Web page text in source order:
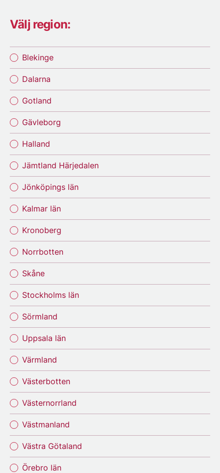
Välj region:
Blekinge
Dalarna
Gotland
Gävleborg
Halland
Jämtland Härjedalen
Jönköpings län
Kalmar län
Kronoberg
Norrbotten
Skåne
Stockholms län
Sörmland
Uppsala län
Värmland
Västerbotten
Västernorrland
Västmanland
Västra Götaland
Örebro län